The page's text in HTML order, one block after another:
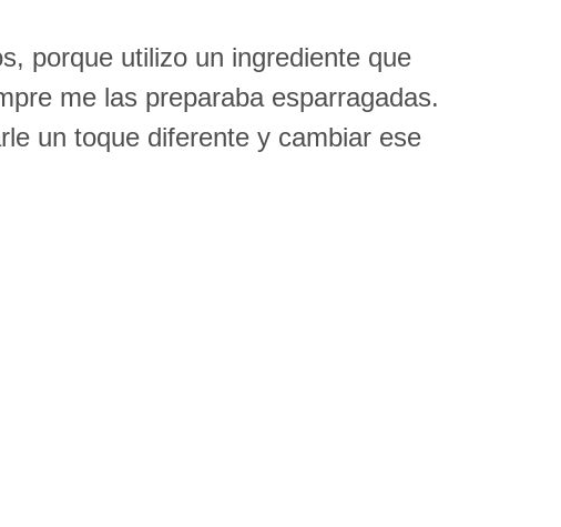
porque utilizo un ingrediente que
me las preparaba esparragadas.
un toque diferente y cambiar ese